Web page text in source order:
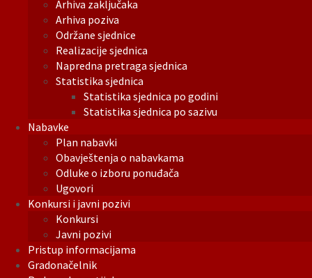
Arhiva zaključaka
Arhiva poziva
Održane sjednice
Realizacije sjednica
Napredna pretraga sjednica
Statistika sjednica
Statistika sjednica po godini
Statistika sjednica po sazivu
Nabavke
Plan nabavki
Obavještenja o nabavkama
Odluke o izboru ponuđača
Ugovori
Konkursi i javni pozivi
Konkursi
Javni pozivi
Pristup informacijama
Gradonačelnik